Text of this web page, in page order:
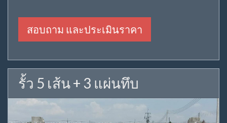
สอบถาม และประเมินราคา
รั้ว 5 เส้น + 3 แผ่นทึบ